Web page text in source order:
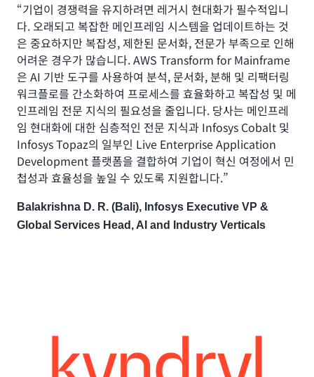
“기업이 경쟁력을 유지하려면 레거시 현대화가 필수적입니
다. 오래되고 복잡한 메인프레임 시스템을 업데이트하는 것
은 중요하지만 복잡성, 제한된 문서화, 전문가 부족으로 인해
어려운 경우가 많습니다. AWS Transform for Mainframe
은 AI 기반 도구를 사용하여 분석, 문서화, 분해 및 리팩터링
워크플로를 간소화하여 프로세스를 효율화하고 복잡성 및 메
인프레임 전문 지식의 필요성을 줄입니다. 당사는 메인프레
임 현대화에 대한 심층적인 전문 지식과 Infosys Cobalt 및
Infosys Topaz의 일부인 Live Enterprise Application
Development 플랫폼을 결합하여 기업이 혁신 여정에서 민
첩성과 효율성을 높일 수 있도록 지원합니다.”
Balakrishna D. R. (Bali), Infosys Executive VP &
Global Services Head, AI and Industry Verticals